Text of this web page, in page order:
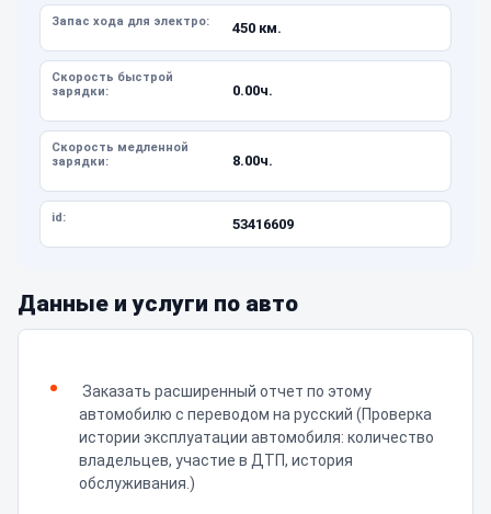
Запас хода для электро: 450 км.
Скорость быстрой
зарядки:
0.00ч.
Скорость медленной
зарядки:
8.00ч.
id: 53416609
Данные и услуги по авто
Заказать расширенный отчет по этому
автомобилю с переводом на русский (Проверка
истории эксплуатации автомобиля: количество
владельцев, участие в ДТП, история
обслуживания.)